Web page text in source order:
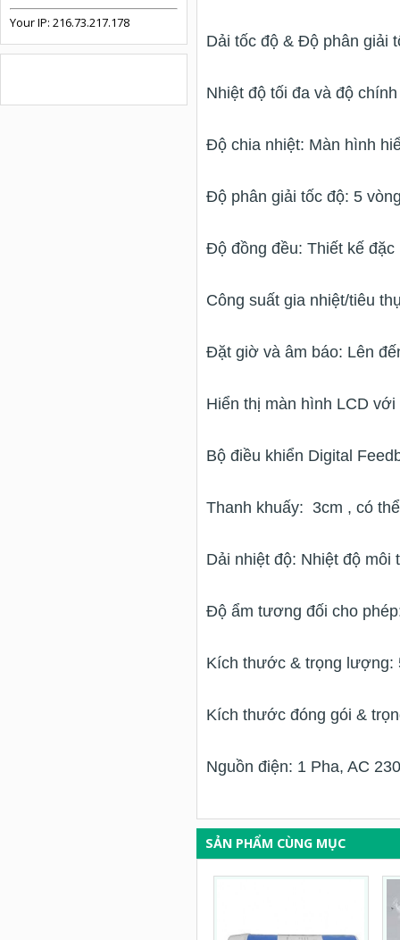
Your IP: 216.73.217.178
Dải tốc độ & Độ phân giải
Nhiệt độ tối đa và độ
Độ chia nhiệt: Màn hình
Độ phân giải tốc độ: 5
Độ đồng đều: Thiết kế
Công suất gia nhiệt/tiêu
Đặt giờ và âm báo: Lên
Hiển thị màn hình LCD
Bộ điều khiển Digital
Thanh khuấy: 3cm , có
Dải nhiệt độ: Nhiệt độ
Độ ẩm tương đối cho
Kích thước & trọng lượng:
Kích thước đóng gói &
Nguồn điện: 1 Pha, AC
SẢN PHẨM CÙNG MỤC